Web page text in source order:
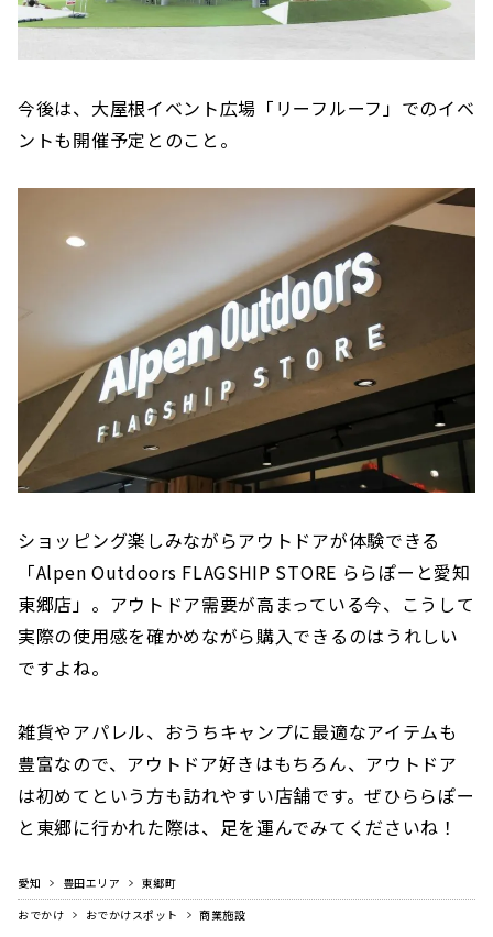
今後は、大屋根イベント広場「リーフルーフ」でのイベ
ントも開催予定とのこと。
ショッピング楽しみながらアウトドアが体験できる
「Alpen Outdoors FLAGSHIP STORE ららぽーと愛知
東郷店」。アウトドア需要が高まっている今、こうして
実際の使用感を確かめながら購入できるのはうれしい
ですよね。
雑貨やアパレル、おうちキャンプに最適なアイテムも
豊富なので、アウトドア好きはもちろん、アウトドア
は初めてという方も訪れやすい店舗です。ぜひららぽー
と東郷に行かれた際は、足を運んでみてくださいね！
愛知 豊田エリア
東郷町
おでかけ
おでかけスポット 商業施設